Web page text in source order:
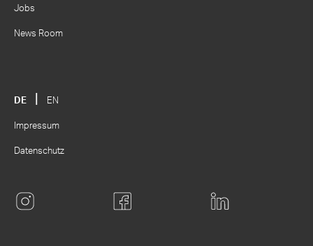
Jobs
News Room
DE EN
Impressum
Datenschutz